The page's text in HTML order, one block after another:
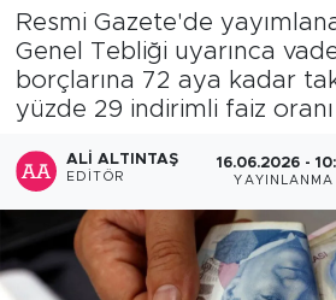
Resmi Gazete'de
Genel Tebliği uyarınca
borçlarına 72 aya kadar
yüzde 29 indirimli faiz
ALI ALTINTAŞ
EDITÖR
16.06.2026 -
YAYINLANMA
Son Dakika Haberleri
Haber Arşivi